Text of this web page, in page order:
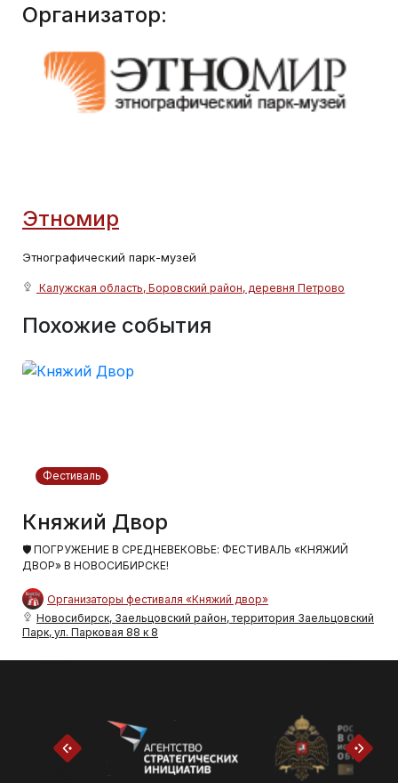
Организатор:
Этномир
Этнографический парк-музей
Калужская область, Боровский район, деревня Петрово
Похожие события
Фестиваль
Княжий Двор
🛡 ПОГРУЖЕНИЕ В СРЕДНЕВЕКОВЬЕ: ФЕСТИВАЛЬ «КНЯЖИЙ
ДВОР» В НОВОСИБИРСКЕ!
Организаторы фестиваля «Княжий двор»
Новосибирск, Заельцовский район, территория Заельцовский
Парк, ул. Парковая 88 к 8